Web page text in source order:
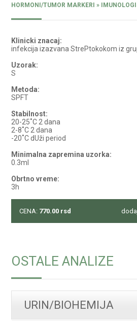
HORMONI/TUMOR MARKERI »
Klinicki znacaj:
infekcija izazvana StrePtokokom iz
Uzorak:
S
Metoda:
SPFT
Stabilnost:
20-25˚C 2 dana
2-8˚C 2 dana
-20˚C dUži period
Minimalna zapremina uzorka:
0.3ml
Obrtno vreme:
3h
CENA: 770.00 rsd
OSTALE ANALIZE
URIN/BIOHEMIJA